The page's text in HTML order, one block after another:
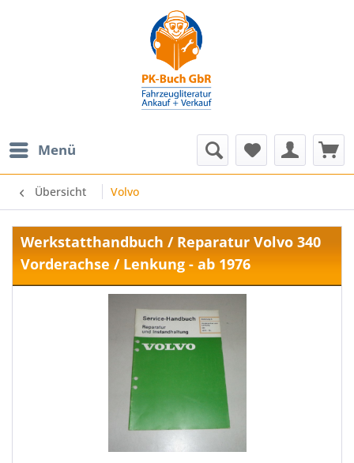
Menü
Übersicht Volvo
Werkstatthandbuch / Reparatur Volvo 340
Vorderachse / Lenkung - ab 1976